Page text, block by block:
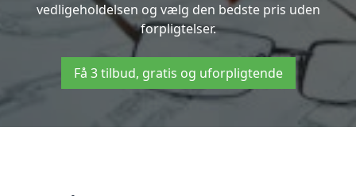
vedligeholdelsen og vælg den bedste pris uden
forpligtelser.
Få 3 tilbud, gratis og uforpligtende